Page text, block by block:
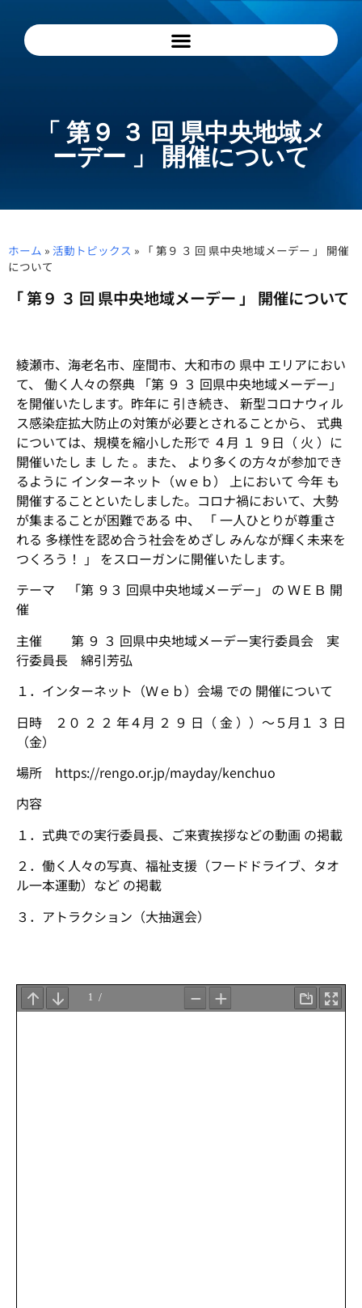
「 第９ ３ 回 県中央地域メ
ーデー 」 開催について
ホーム » 活動トピックス » 「 第９ ３ 回 県中央地域メーデー 」 開催
について
「 第９ ３ 回 県中央地域メーデー 」 開催について
綾瀬市、海老名市、座間市、大和市の 県中 エリアにおい
て、 働く人々の祭典 「第 ９ ３ 回県中央地域メーデー」
を開催いたします。 昨年に 引き続き、 新型コロナウィル
ス感染症拡大防止の対策が必要とされることから、 式典
については、規模を縮小した形で ４月 １ ９日（ 火 ）に
開催いたし ま し た 。また、 より多くの方々が参加でき
るように インターネット（ｗｅｂ） 上において 今年 も
開催することといたしました。 コロナ禍において、大勢
が集まることが困難である 中、 「 一人ひとりが尊重さ
れる 多様性を認め合う社会をめざし みんなが輝く未来を
つくろう！ 」 をスローガンに開催いたします。
テーマ
「第 ９３ 回県中央地域メーデー」 の ＷＥＢ 開
催
主催 第 ９ ３ 回県中央地域メーデー実行委員会 実
行委員長 綿引芳弘
１ ．インターネット（Ｗｅｂ）会場 での 開催について
日時 ２０ ２ ２ 年４月 ２ ９ 日（ 金 ））～５月１ ３ 日
（金）
場所 https://rengo.or.jp/mayday/kenchuo
内容
１．式典での実行委員長、ご来賓挨拶などの動画 の掲載
２．働く人々の写真、福祉支援（フードドライブ、タオ
ル一本運動）など の掲載
３．アトラクション（大抽選会）